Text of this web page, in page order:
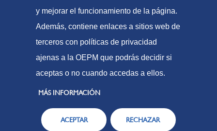
Mapa web
© Oficina Española de Patentes y Marcas, 2023
Accesibilidad
Aviso Legal
Política de Cookies
Protección de datos
y mejorar el funcionamiento de la página.
Además, contiene enlaces a sitios web de
terceros con políticas de privacidad
ajenas a la OEPM que podrás decidir si
aceptas o no cuando accedas a ellos.
MÁS INFORMACIÓN
ACEPTAR RECHAZAR